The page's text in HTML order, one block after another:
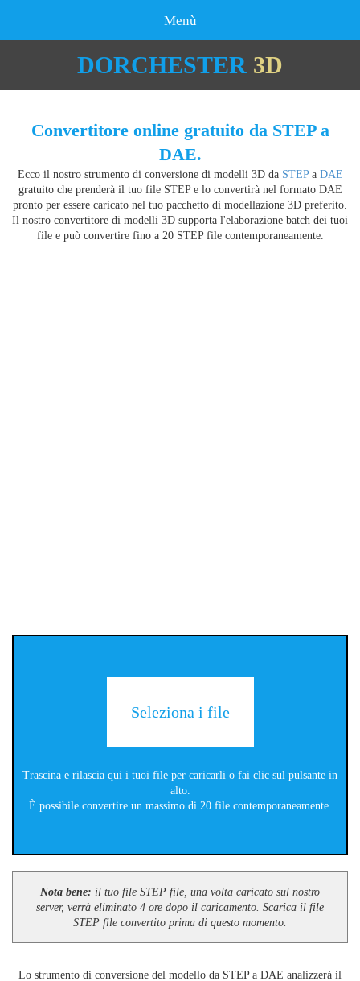
Menù
DORCHESTER 3D
Convertitore online gratuito da STEP a
DAE.
Ecco il nostro strumento di conversione di modelli 3D da STEPa DAE
gratuito che prenderà il tuo file STEP e lo convertirà nel formato DAE
pronto per essere caricato nel tuo pacchetto di modellazione 3D preferito.
Il nostro convertitore di modelli 3D supporta l'elaborazione batch dei tuoi
file e può convertire fino a 20 STEP file contemporaneamente.
Seleziona i file
Trascina e rilascia qui i tuoi file per caricarli o fai clic sul pulsante in
alto.
È possibile convertire un massimo di 20 file contemporaneamente.
Nota bene: il tuo file STEP file, una volta caricato sul nostro
server, verrà eliminato 4 ore dopo il caricamento. Scarica il file
STEP file convertito prima di questo momento.
Lo strumento di conversione del modello da STEP a DAE analizzerà il